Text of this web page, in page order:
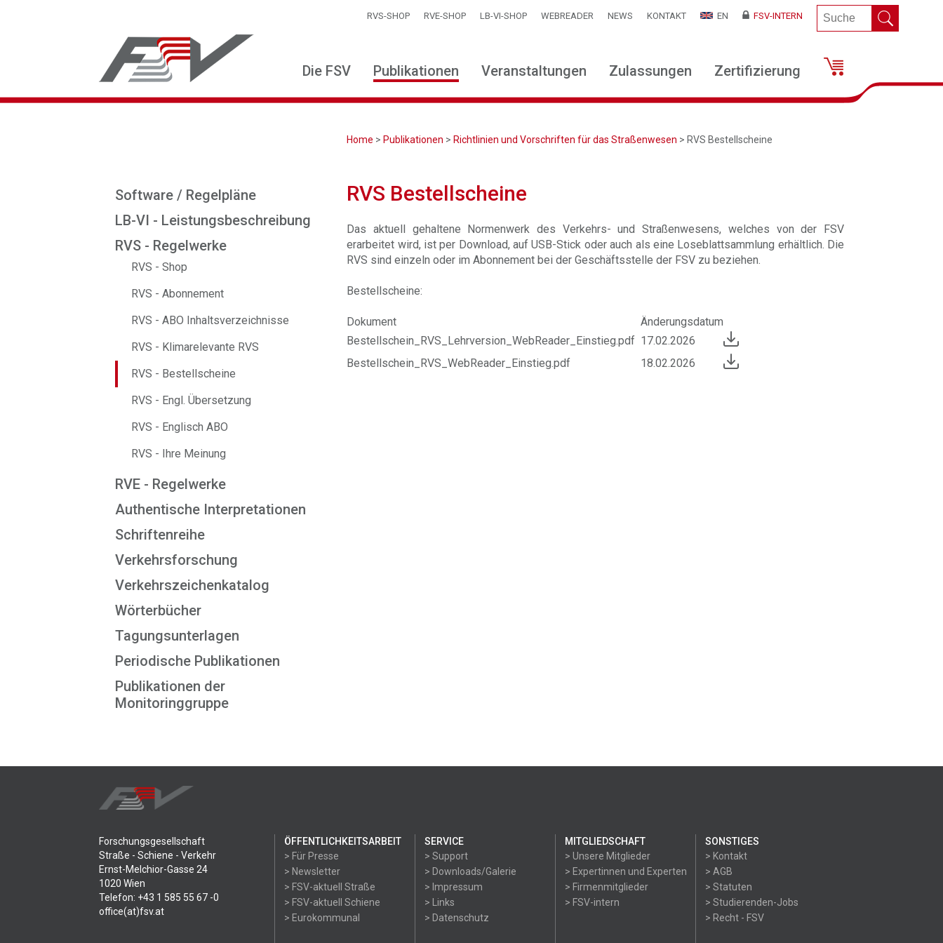
RVS-SHOP RVE-SHOP LB-VI-SHOP WEBREADER NEWS KONTAKT EN FSV-INTERN
Die FSV Publikationen Veranstaltungen Zulassungen Zertifizierung
Home > Publikationen > Richtlinien und Vorschriften für das Straßenwesen > RVS Bestellscheine
Software / Regelpläne
LB-VI - Leistungsbeschreibung
RVS - Regelwerke
RVS - Shop
RVS - Abonnement
RVS - ABO Inhaltsverzeichnisse
RVS - Klimarelevante RVS
RVS - Bestellscheine
RVS - Engl. Übersetzung
RVS - Englisch ABO
RVS - Ihre Meinung
RVE - Regelwerke
Authentische Interpretationen
Schriftenreihe
Verkehrsforschung
Verkehrszeichenkatalog
Wörterbücher
Tagungsunterlagen
Periodische Publikationen
Publikationen der
Monitoringgruppe
RVS Bestellscheine
Das aktuell gehaltene Normenwerk des Verkehrs- und Straßenwesens, welches von der FSV
erarbeitet wird, ist per Download, auf USB-Stick oder auch als eine Loseblattsammlung erhältlich. Die
RVS sind einzeln oder im Abonnement bei der Geschäftsstelle der FSV zu beziehen.
Bestellscheine:
Dokument
Änderungsdatum
Bestellschein_RVS_Lehrversion_WebReader_Einstieg.pdf 17.02.2026
Bestellschein_RVS_WebReader_Einstieg.pdf
18.02.2026
Forschungsgesellschaft
Straße - Schiene - Verkehr
Ernst-Melchior-Gasse 24
1020 Wien
Telefon: +43 1 585 55 67 -0
office(at)fsv.at
ÖFFENTLICHKEITSARBEIT
> Für Presse
> Newsletter
> FSV-aktuell Straße
> FSV-aktuell Schiene
> Eurokommunal
SERVICE
> Support
> Downloads/Galerie
> Impressum
> Links
> Datenschutz
MITGLIEDSCHAFT
> Unsere Mitglieder
> Expertinnen und Experten
> Firmenmitglieder
> FSV-intern
SONSTIGES
> Kontakt
> AGB
> Statuten
> Studierenden-Jobs
> Recht - FSV